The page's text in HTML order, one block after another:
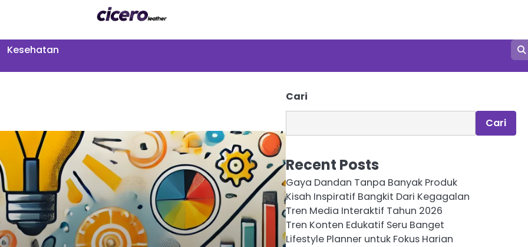
Kesehatan
Cari
Cari
Recent Posts
Gaya Dandan Tanpa Banyak Produk
Kisah Inspiratif Bangkit Dari Kegagalan
Tren Media Interaktif Tahun 2026
Tren Konten Edukatif Seru Banget
Lifestyle Planner untuk Fokus Harian